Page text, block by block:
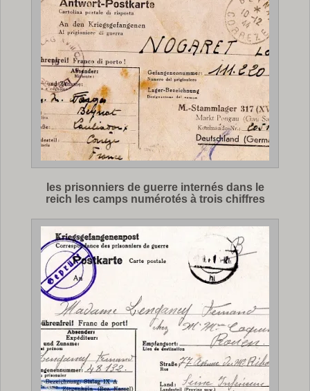
les prisonniers de guerre internés dans le
reich les camps numérotés à trois chiffres